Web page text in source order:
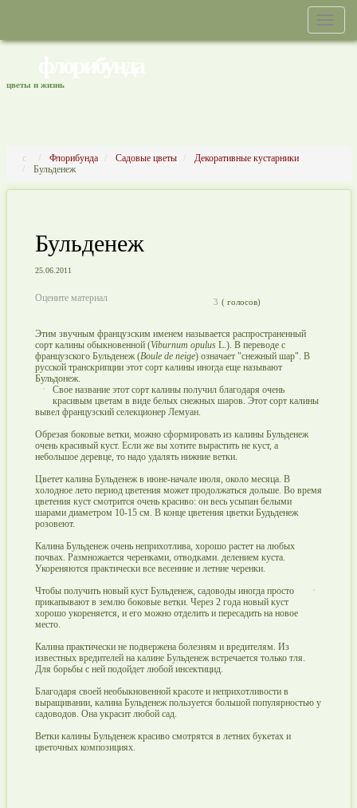
цветы и жизнь
Флорибунда Садовые цветы
Декоративные кустарники
Бульденеж
Бульденеж
25.06.2011
Оцените материал (
3 голосов)
Этим звучным французским именем называется распространенный
сорт калины обыкновенной (Viburnum opulusL.). В переводе с
французского Бульденеж (Boule de neige) означает "снежный шар". В
русской транскрипции этот сорт калины иногда еще называют
Бульдонеж.
Свое название этот сорт калины получил благодаря очень
красивым цветам в виде белых снежных шаров. Этот сорт калины
вывел французский селекционер Лемуан.
Обрезая боковые ветки, можно сформировать из калины Бульденеж
очень красивый куст. Если же вы хотите вырастить не куст, а
небольшое деревце, то надо удалять нижние ветки.
Цветет калина Бульденеж в июне-начале июля, около месяца. В
холодное лето период цветения может продолжаться дольше. Во время
цветения куст смотрится очень красиво: он весь усыпан белыми
шарами диаметром 10-15 см. В конце цветения цветки Будьденеж
розовеют.
Калина Бульденеж очень неприхотлива, хорошо растет на любых
почвах. Размножается черенками, отводками. делением куста.
Укореняются практически все весенние и летние черенки.
Чтобы получить новый куст Бульденеж, садоводы иногда просто
прикапывают в землю боковые ветки. Через 2 года новый куст
хорошо укореняется, и его можно отделить и пересадить на новое
место.
Калина практически не подвержена болезням и вредителям. Из
известных вредителей на калине Бульденеж встречается только тля.
Для борьбы с ней подойдет любой инсектицид.
Благодаря своей необыкновенной красоте и неприхотливости в
выращивании, калина Бульденеж пользуется большой популярностью у
садоводов. Она украсит любой сад.
Ветки калины Бульденеж красиво смотрятся в летних букетах и
цветочных композициях.